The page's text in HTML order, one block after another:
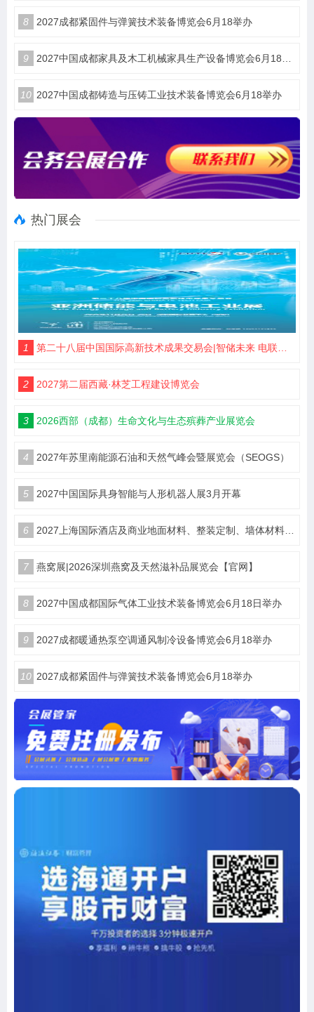
8 2027成都紧固件与弹簧技术装备博览会6月18举办
9 2027中国成都家具及木工机械家具生产设备博览会6月18举办
10 2027中国成都铸造与压铸工业技术装备博览会6月18举办
热门展会
1 第二十八届中国国际高新技术成果交易会|智储未来 电联高交
2 2027第二届西藏·林芝工程建设博览会
3 2026西部（成都）生命文化与生态殡葬产业展览会
4 2027年苏里南能源石油和天然气峰会暨展览会（SEOGS）
5 2027中国国际具身智能与人形机器人展3月开幕
6 2027上海国际酒店及商业地面材料、整装定制、墙体材料及精品设计、智慧酒店、照明及智能控制博览会 展位火热销售中！
7 燕窝展|2026深圳燕窝及天然滋补品展览会【官网】
8 2027中国成都国际气体工业技术装备博览会6月18日举办
9 2027成都暖通热泵空调通风制冷设备博览会6月18举办
10 2027成都紧固件与弹簧技术装备博览会6月18举办